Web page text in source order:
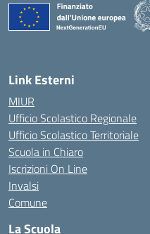
Link Esterni
MIUR
Ufficio Scolastico Regionale
Ufficio Scolastico Territoriale
Scuola in Chiaro
Iscrizioni On Line
Invalsi
Comune
La Scuola